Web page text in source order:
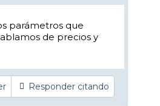
parámetros que
de precios y
Responder citando